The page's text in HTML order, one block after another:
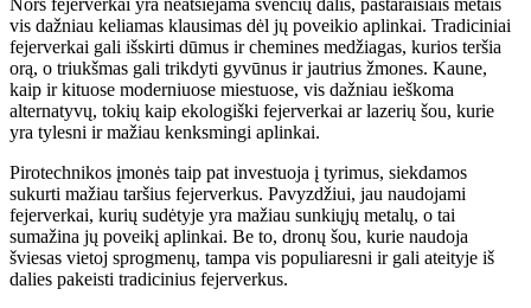
Nors fejerverkai yra neatsiejama švenčių dalis, pastaraisiais metais
vis dažniau keliamas klausimas dėl jų poveikio aplinkai. Tradiciniai
fejerverkai gali išskirti dūmus ir chemines medžiagas, kurios teršia
orą, o triukšmas gali trikdyti gyvūnus ir jautrius žmones. Kaune,
kaip ir kituose moderniuose miestuose, vis dažniau ieškoma
alternatyvų, tokių kaip ekologiški fejerverkai ar lazerių šou, kurie
yra tylesni ir mažiau kenksmingi aplinkai.
Pirotechnikos įmonės taip pat investuoja į tyrimus, siekdamos
sukurti mažiau taršius fejerverkus. Pavyzdžiui, jau naudojami
fejerverkai, kurių sudėtyje yra mažiau sunkiųjų metalų, o tai
sumažina jų poveikį aplinkai. Be to, dronų šou, kurie naudoja
šviesas vietoj sprogmenų, tampa vis populiaresni ir gali ateityje iš
dalies pakeisti tradicinius fejerverkus.